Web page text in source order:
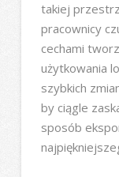
takiej
pracownicy
cechami
użytkowania
szybkich
by ciągle
sposób